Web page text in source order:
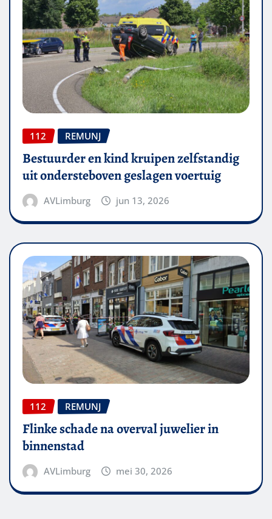
112 REMUNJ
Bestuurder en kind kruipen zelfstandig
uit ondersteboven geslagen voertuig
AVLimburg jun 13, 2026
112 REMUNJ
Flinke schade na overval juwelier in
binnenstad
AVLimburg mei 30, 2026